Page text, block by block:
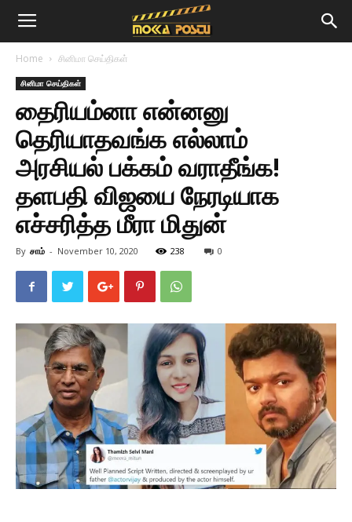
Home சினிமா செய்திகள்
சினிமா செய்திகள்
தைரியம்னா என்னனு
தெரியாதவங்க எல்லாம்
அரசியல் பக்கம் வராதீங்க!
தளபதி விஜயை நேரடியாக
எச்சரித்த மீரா மிதுன்
By சாம் - November 10, 2020 238 0